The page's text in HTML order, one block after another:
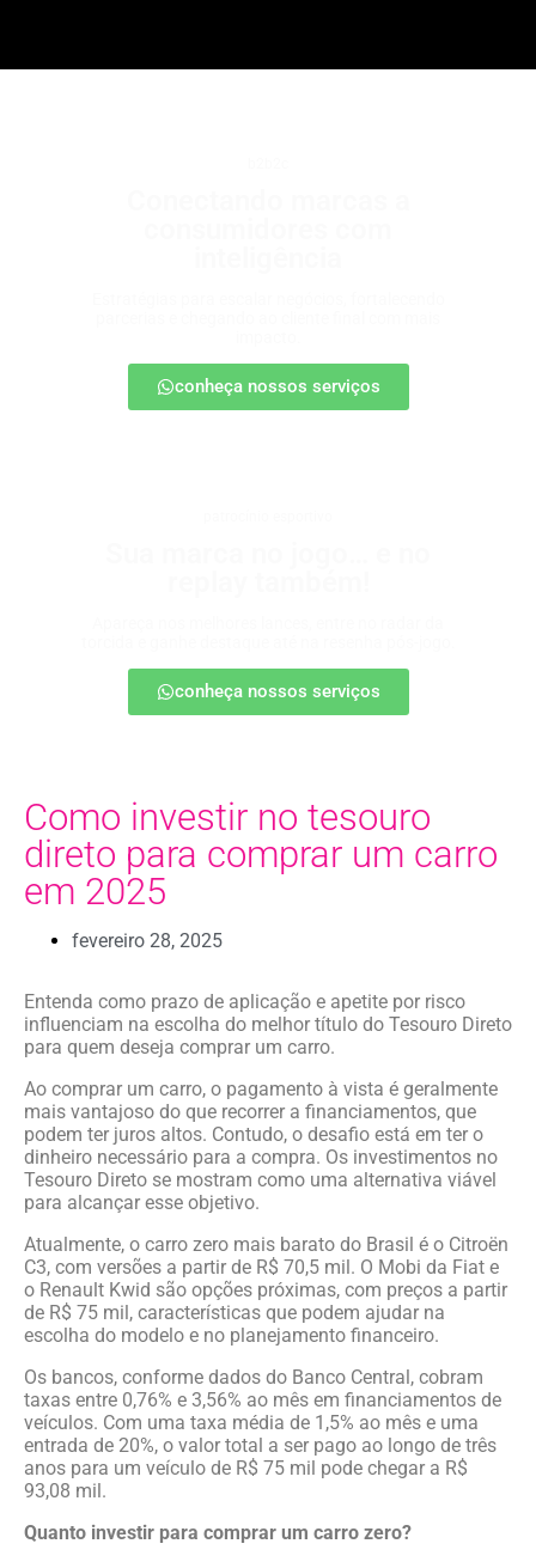
conheça nossos serviços
conheça nossos serviços
Como investir no tesouro
direto para comprar um carro
em 2025
fevereiro 28, 2025
Entenda como prazo de aplicação e apetite por risco
influenciam na escolha do melhor título do Tesouro Direto
para quem deseja comprar um carro.
Ao comprar um carro, o pagamento à vista é geralmente
mais vantajoso do que recorrer a financiamentos, que
podem ter juros altos. Contudo, o desafio está em ter o
dinheiro necessário para a compra. Os investimentos no
Tesouro Direto se mostram como uma alternativa viável
para alcançar esse objetivo.
Atualmente, o carro zero mais barato do Brasil é o Citroën
C3, com versões a partir de R$ 70,5 mil. O Mobi da Fiat e
o Renault Kwid são opções próximas, com preços a partir
de R$ 75 mil, características que podem ajudar na
escolha do modelo e no planejamento financeiro.
Os bancos, conforme dados do Banco Central, cobram
taxas entre 0,76% e 3,56% ao mês em financiamentos de
veículos. Com uma taxa média de 1,5% ao mês e uma
entrada de 20%, o valor total a ser pago ao longo de três
anos para um veículo de R$ 75 mil pode chegar a R$
93,08 mil.
Quanto investir para comprar um carro zero?